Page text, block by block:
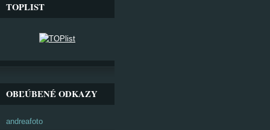
TOPLIST
OBĽÚBENÉ ODKAZY
andreafoto